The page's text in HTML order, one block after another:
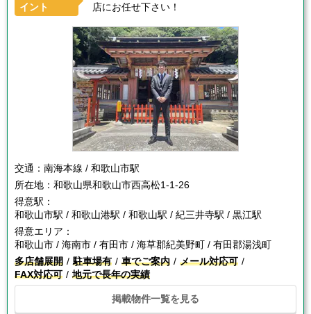
イント
店にお任せ下さい！
交通： 南海本線 / 和歌山市駅
所在地： 和歌山県和歌山市西高松1-1-26
得意駅：
和歌山市駅 / 和歌山港駅 / 和歌山駅 / 紀三井寺駅 / 黒江駅
得意エリア：
和歌山市 / 海南市 / 有田市 / 海草郡紀美野町 / 有田郡湯浅町
多店舗展開
駐車場有 車でご案内
メール対応可
FAX対応可
地元で長年の実績
掲載物件一覧を見る